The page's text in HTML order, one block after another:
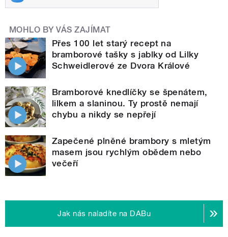
MOHLO BY VÁS ZAJÍMAT
Přes 100 let starý recept na
bramborové tašky s jablky od Lilky
Schweidlerové ze Dvora Králové
Bramborové knedlíčky se špenátem,
lilkem a slaninou. Ty prostě nemají
chybu a nikdy se nepřejí
Zapečené plněné brambory s mletým
masem jsou rychlým obědem nebo
večeří
Jak nás naladíte na DABu